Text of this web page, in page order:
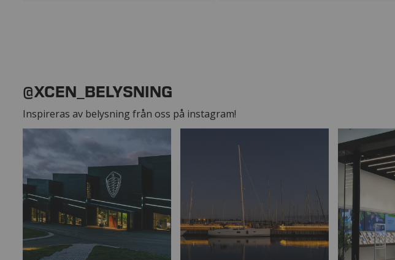
@XCEN_BELYSNING
Inspireras av belysning från oss på instagram!